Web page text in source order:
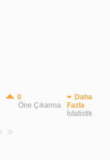
0
Öne Çıkarma
Daha
Fazla
İstatistik